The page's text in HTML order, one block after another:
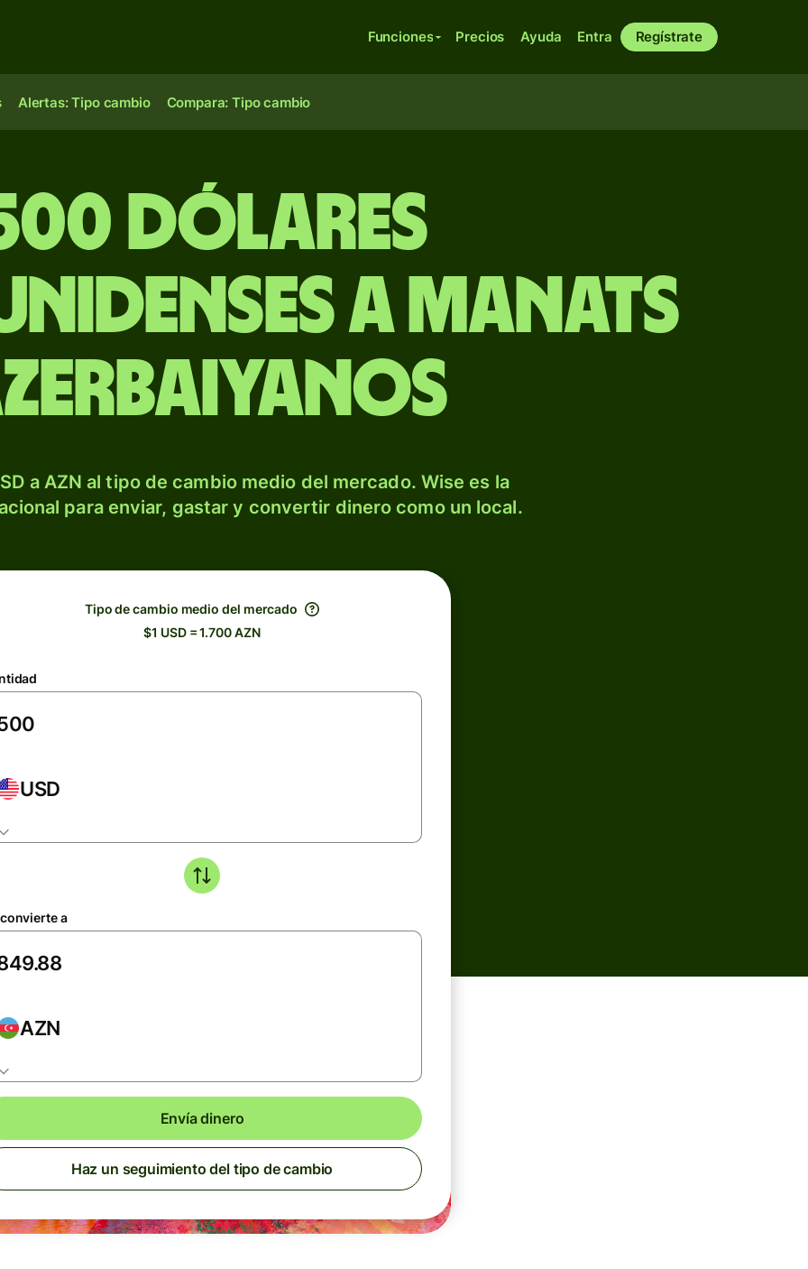
Funciones Precios Ayuda Entra Regístrate
Alertas: Tipo cambio Compara: Tipo cambio
dólares
a manats
a AZN al tipo de cambio medio del mercado. Wise es la
para enviar, gastar y convertir dinero como un local.
Tipo de cambio medio del mercado
$1 USD = 1.700 AZN
USD
a
AZN
Envía dinero
Haz un seguimiento del tipo de cambio